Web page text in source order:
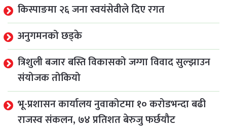
किस्पाङमा २६ जना स्वयंसेवीले दिए रगत
अनुगमनको छड्के
त्रिशुली बजार बस्ति विकासको जग्गा विवाद सुल्झाउन
संयोजक तोकियो
भू-प्रशासन कार्यालय नुवाकोटमा १० करोडभन्दा बढी
राजस्व संकलन, ७४ प्रतिशत बेरुजु फर्छयौट